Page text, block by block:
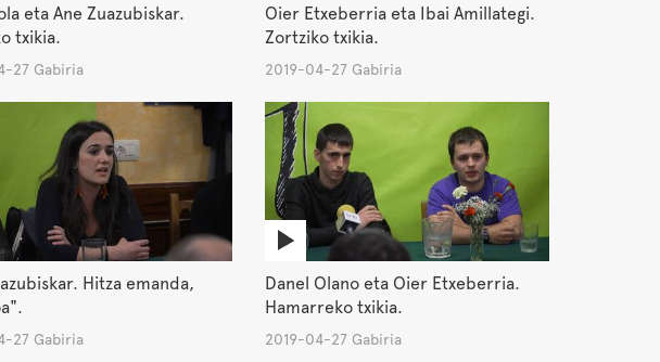
eta Ane Zuazubiskar.
txikia.
27 Gabiria
Oier Etxeberria eta Ibai Amillategi.
Zortziko txikia.
2019-04-27 Gabiria
Hitza emanda,
27 Gabiria
Danel Olano eta Oier Etxeberria.
Hamarreko txikia.
2019-04-27 Gabiria